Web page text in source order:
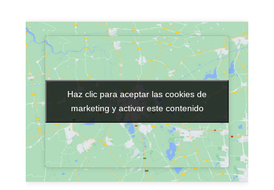
Haz clic para aceptar las cookies de
marketing y activar este contenido
Haz clic para aceptar las cookies de
marketing y activar este contenido